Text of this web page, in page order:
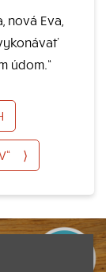
nová Eva,
údom.“
⟩